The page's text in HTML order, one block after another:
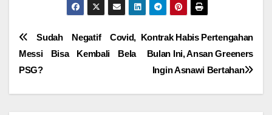
Navigasi
pos
Kontrak Habis Pertengahan
Bulan Ini, Ansan Greeners
Ingin Asnawi Bertahan
Sudah Negatif Covid,
Messi Bisa Kembali Bela
PSG?